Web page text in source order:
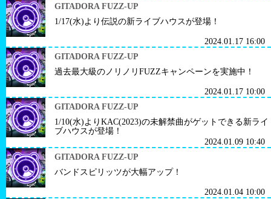
GITADORA FUZZ-UP
1/17(水)より伝説の新ライブハウスが登場！
2024.01.17 16:00
GITADORA FUZZ-UP
過去最大級のノリノリFUZZキャンペーンを実施中！
2024.01.17 10:00
GITADORA FUZZ-UP
1/10(水)よりKAC(2023)の未解禁曲がゲットできる新ライ
ブハウスが登場！
2024.01.09 10:40
GITADORA FUZZ-UP
バンドスピリッツが大幅アップ！
2024.01.04 10:00